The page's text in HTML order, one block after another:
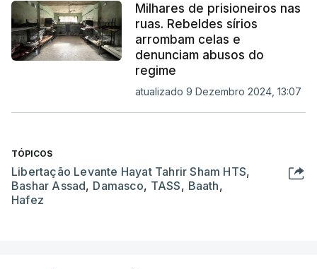
Milhares de prisioneiros nas
ruas. Rebeldes sírios
arrombam celas e
denunciam abusos do
regime
atualizado 9 Dezembro 2024, 13:07
TÓPICOS
Libertação Levante Hayat Tahrir Sham HTS,
Bashar Assad, Damasco, TASS, Baath,
Hafez